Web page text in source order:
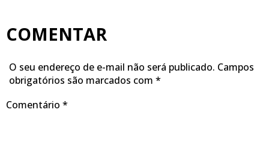
COMENTAR
O seu endereço de e-mail não será publicado. Campos
obrigatórios são marcados com *
Comentário *